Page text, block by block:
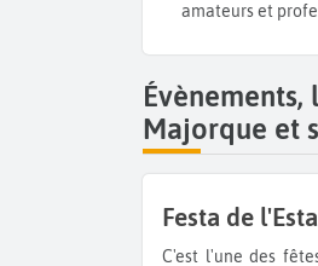
amateurs et
Majorque et
Festa de
C'est l'une des fêtes les plus traditionnelles d'Europe. Chaque année, on commémore l'entrée des troupes